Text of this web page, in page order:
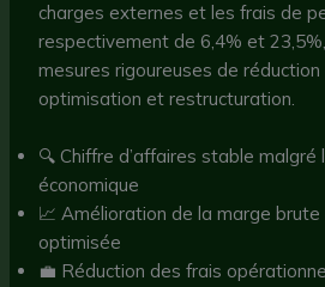
charges externes et les frais de
respectivement de 6,4% et
mesures rigoureuses de
optimisation et restructuration.
🔍 Chiffre d’affaires stable malgré
économique
📈 Amélioration de la marge
optimisée
💼 Réduction des frais